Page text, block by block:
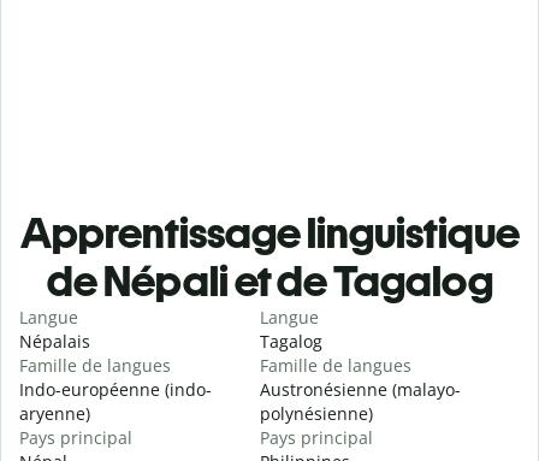
Apprentissage linguistique
de Népali et de Tagalog
Langue
Népalais
Famille de langues
Indo-européenne (indo-
aryenne)
Pays principal
Langue
Tagalog
Famille de langues
Austronésienne (malayo-
polynésienne)
Pays principal